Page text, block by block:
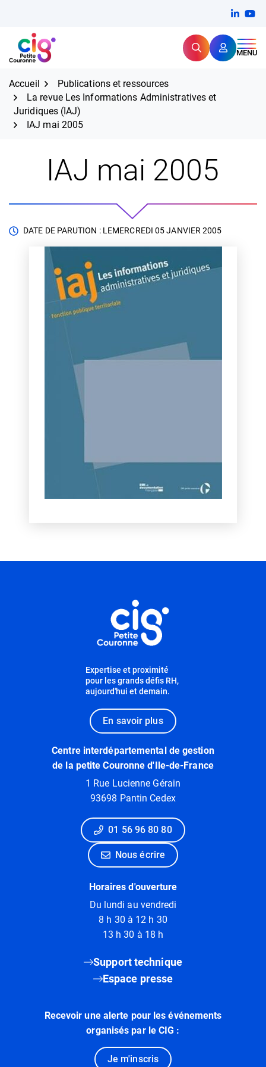
contenu
CIG Petite Couronne RechercherMENU
Expertise et proximité pour
Accueil
Publications et ressources
La revue Les Informations Administratives et
Juridiques (IAJ)
IAJ mai 2005
IAJ mai 2005
DATE DE PARUTION : LEMERCREDI 05 JANVIER 2005
Expertise et proximité
pour les grands défis RH,
aujourd'hui et demain.
En savoir plus
Centre interdépartemental de gestion
de la petite Couronne d'Ile-de-France
1 Rue Lucienne Gérain
93698 Pantin Cedex
01 56 96 80 80
Nous écrire
Horaires d'ouverture
Du lundi au vendredi
8 h 30 à 12 h 30
13 h 30 à 18 h
Support technique
Espace presse
Recevoir une alerte pour les événements
organisés par le CIG :
Je m'inscris